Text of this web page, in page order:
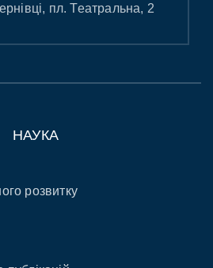
пл. Театральна, 2
НАУКА
розвитку